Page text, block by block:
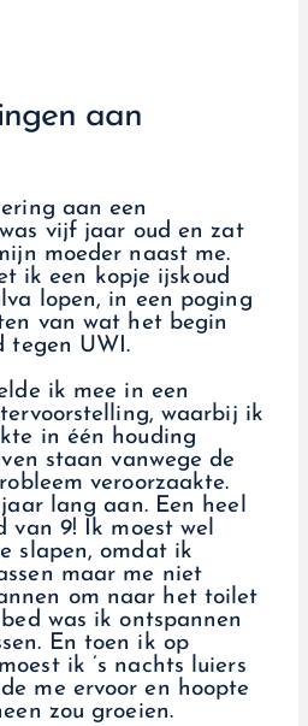
aan
aan een
vijf jaar oud en zat
moeder naast me.
ik een kopje ijskoud
lopen, in een poging
van wat het begin
tegen UWI.
ik mee in een
waarbij ik
in één houding
staan vanwege de
veroorzaakte.
lang aan. Een heel
van 9! Ik moest wel
slapen, omdat ik
maar me niet
om naar het toilet
was ik ontspannen
En toen ik op
ik ’s nachts luiers
me ervoor en hoopte
zou groeien.